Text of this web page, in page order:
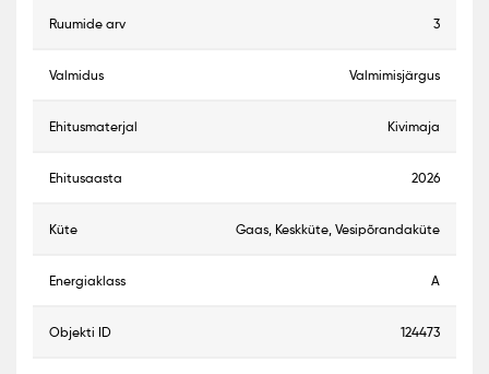
ruumide arv 3
valmidus Valmimisjärgus
ehitusmaterjal Kivimaja
ehitusaasta 2026
küte Gaas, Keskküte, Vesipõrandaküte
energiaklass A
objekti ID 124473